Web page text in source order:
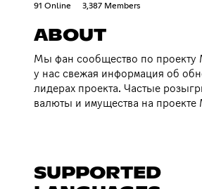
91 Online 3,387 Members
ABOUT
Мы фан сообщество по проекту
у нас свежая информация об
лидерах проекта. Частые
валюты и имущества на
SUPPORTED